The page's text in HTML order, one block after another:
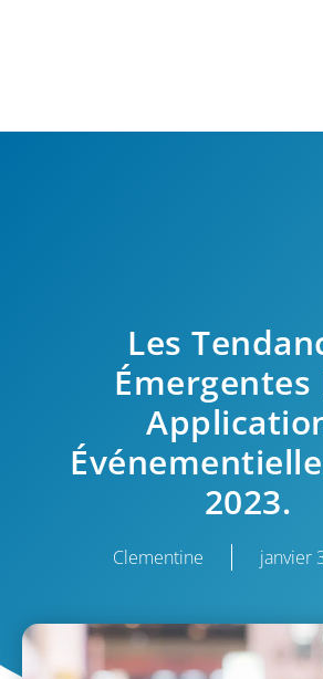
Les
Émergentes
2023.
Clementine janvier